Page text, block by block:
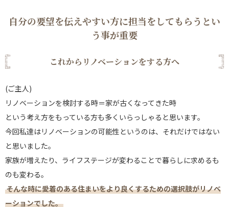
自分の要望を伝えやすい方に担当をしてもらうとい
う事が重要
これからリノベーションをする方へ
(ご主人)
リノベーションを検討する時＝家が古くなってきた時
という考え方をもっている方も多くいらっしゃると思います。
今回私達はリノベーションの可能性というのは、それだけではない
と思いました。
家族が増えたり、ライフステージが変わることで暮らしに求めるも
のも変わる。
そんな時に愛着のある住まいをより良くするための選択肢がリノベ
ーションでした。